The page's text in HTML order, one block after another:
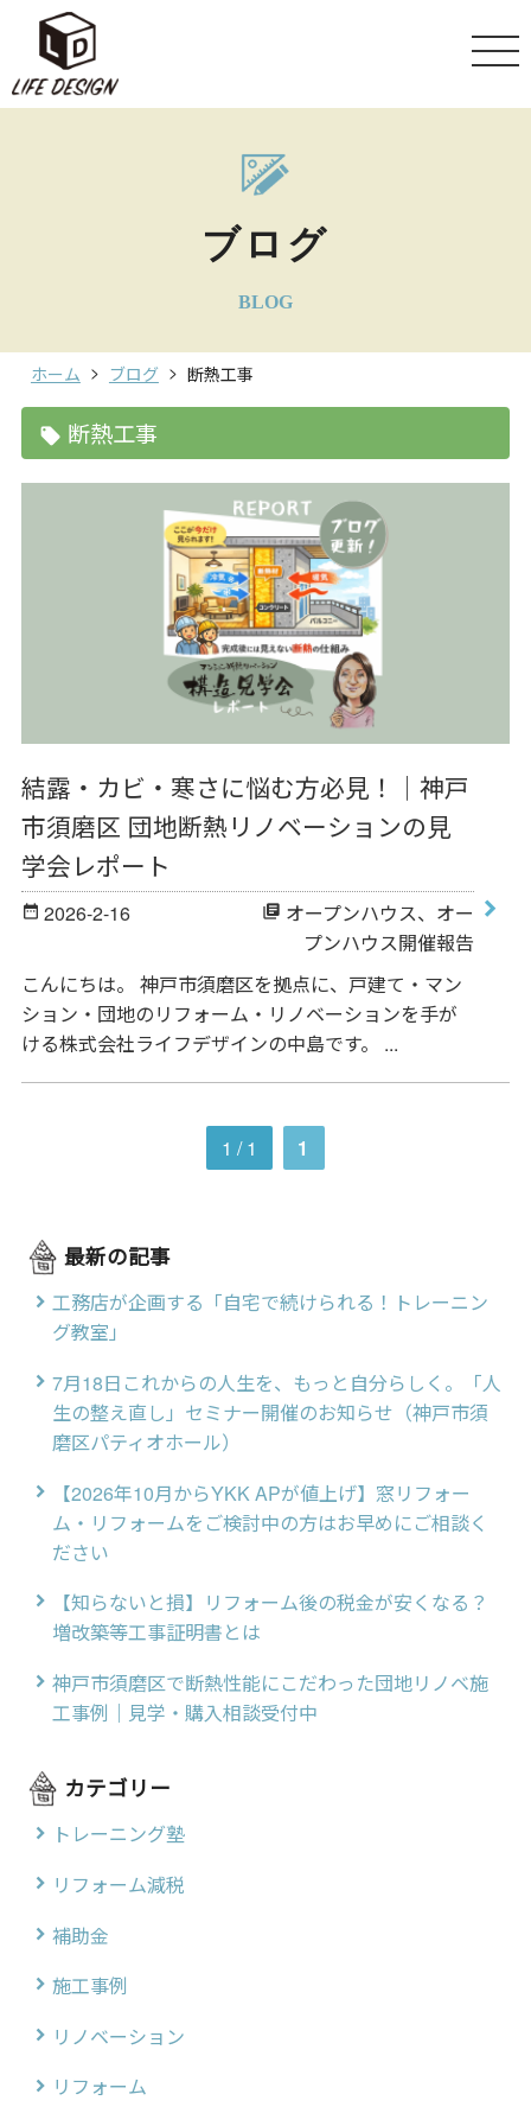
ブログ
BLOG
ホーム ブログ 断熱工事
local_offer 断熱工事
結露・カビ・寒さに悩む方必見！｜神戸
市須磨区 団地断熱リノベーションの見
学会レポート
date_range 2026-2-16 library_books オープンハウス、 オー
プンハウス開催報告
こんにちは。 神戸市須磨区を拠点に、戸建て・マン
ション・団地のリフォーム・リノベーションを手が
ける株式会社ライフデザインの中島です。 ...
1 / 1 1
最新の記事
工務店が企画する「自宅で続けられる！トレーニン
グ教室」
7月18日これからの人生を、もっと自分らしく。「人
生の整え直し」セミナー開催のお知らせ（神戸市須
磨区パティオホール）
【2026年10月からYKK APが値上げ】窓リフォー
ム・リフォームをご検討中の方はお早めにご相談く
ださい
【知らないと損】リフォーム後の税金が安くなる？
増改築等工事証明書とは
神戸市須磨区で断熱性能にこだわった団地リノベ施
工事例｜見学・購入相談受付中
カテゴリー
トレーニング塾
リフォーム減税
補助金
施工事例
リノベーション
リフォーム